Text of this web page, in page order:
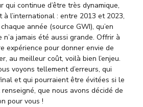
qui continue d’être très dynamique,
à l’international : entre 2013 et 2023,
année (source GWI), qu’en
n’a jamais été aussi grande. Offrir à
expérience pour donner envie de
au meilleur coût, voilà bien l’enjeu.
voyons tellement d’erreurs, qui
et qui pourraient être évitées si le
que nous avons décidé de
pour vous !